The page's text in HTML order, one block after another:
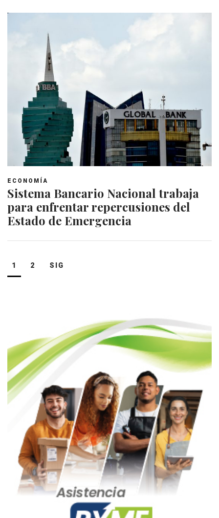
ECONOMÍA
Sistema Bancario Nacional trabaja
para enfrentar repercusiones del
Estado de Emergencia
Navegación
de
1 2 SIG